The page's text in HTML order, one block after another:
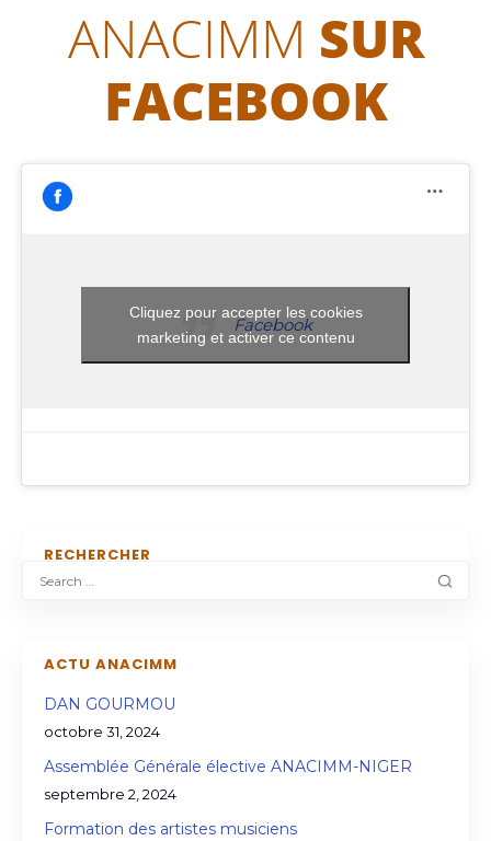
ANACIMM SUR
FACEBOOK
Facebook
Cliquez pour accepter les cookies
marketing et activer ce contenu
RECHERCHER
ACTU ANACIMM
DAN GOURMOU
octobre 31, 2024
Assemblée Générale élective ANACIMM-NIGER
septembre 2, 2024
Formation des artistes musiciens